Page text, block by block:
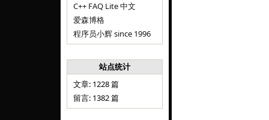
C++ FAQ Lite 中文
爱森博格
程序员小辉 since 1996
站点统计
文章: 1228 篇
留言: 1382 篇